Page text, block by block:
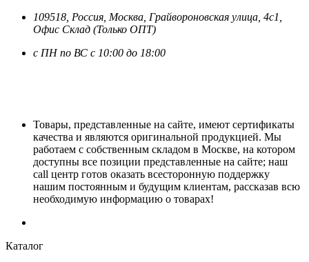
109518, Россия Москва , Грайвороновская улица, 4с1,
Офис Склад (Только ОПТ)
с ПН по ВС с 10:00 до 18:00
Товары, представленные на сайте, имеют сертификаты
качества и являются оригинальной продукцией. Мы
работаем с собственным складом в Москве, на котором
доступны все позиции представленные на сайте; наш
call центр готов оказать всесторонную поддержку
нашим постоянным и будущим клиентам, рассказав всю
необходимую информацию о товарах!
Каталог